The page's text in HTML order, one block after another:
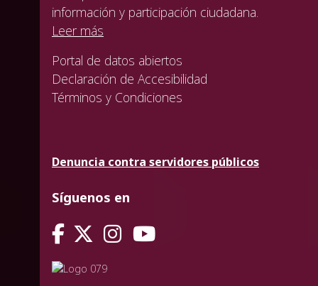
información y participación ciudadana.
Leer más
Portal de datos abiertos
Declaración de Accesibilidad
Términos y Condiciones
Denuncia contra servidores públicos
Síguenos en